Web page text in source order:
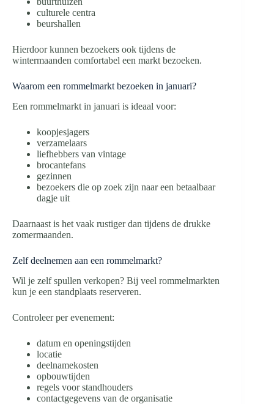
culturele centra
beurshallen
Hierdoor kunnen bezoekers ook tijdens de
wintermaanden comfortabel een markt bezoeken.
Waarom een rommelmarkt bezoeken in januari?
Een rommelmarkt in januari is ideaal voor:
koopjesjagers
verzamelaars
liefhebbers van vintage
brocantefans
gezinnen
bezoekers die op zoek zijn naar een betaalbaar
dagje uit
Daarnaast is het vaak rustiger dan tijdens de drukke
zomermaanden.
Zelf deelnemen aan een rommelmarkt?
Wil je zelf spullen verkopen? Bij veel rommelmarkten
kun je een standplaats reserveren.
Controleer per evenement:
datum en openingstijden
locatie
deelnamekosten
opbouwtijden
regels voor standhouders
contactgegevens van de organisatie